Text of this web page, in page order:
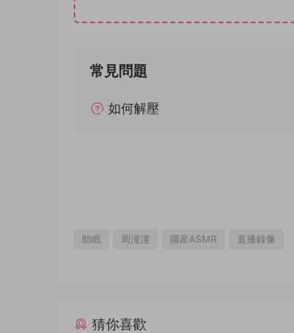
常見問題
如何解壓
助眠 周潼潼 國産ASMR 直播錄像
猜你喜歡